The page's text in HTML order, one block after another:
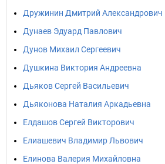
Дружинин Дмитрий Александрович
Дунаев Эдуард Павлович
Дунов Михаил Сергеевич
Душкина Виктория Андреевна
Дьяков Сергей Васильевич
Дьяконова Наталия Аркадьевна
Елдашов Сергей Викторович
Елиашевич Владимир Львович
Елинова Валерия Михайловна